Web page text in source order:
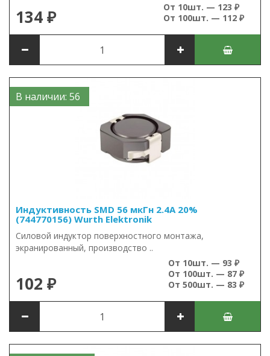
134 ₽
От 10шт. — 123 ₽
От 100шт. — 112 ₽
В наличии: 56
Индуктивность SMD 56 мкГн 2.4А 20%
(744770156) Wurth Elektronik
Силовой индуктор поверхностного монтажа,
экранированный, производство ..
102 ₽
От 10шт. — 93 ₽
От 100шт. — 87 ₽
От 500шт. — 83 ₽